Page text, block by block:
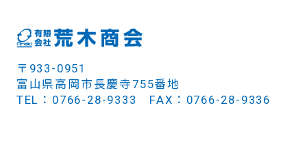
〒933-0951
富山県高岡市長慶寺755番地
TEL：0766-28-9333 FAX：0766-28-9336